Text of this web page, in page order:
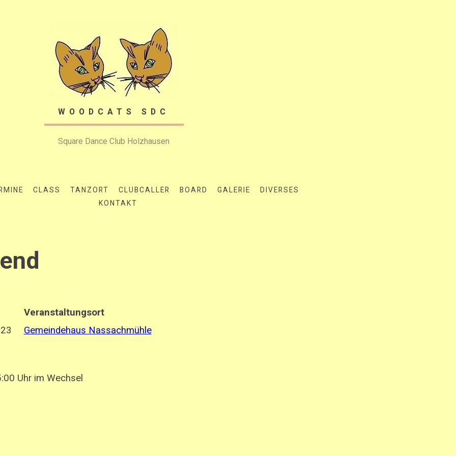
WOODCATS SDC
Square Dance Club Holzhausen
CLASS TANZORT CLUBCALLER BOARD GALERIE
DIVERSES
KONTAKT
Veranstaltungsort
Gemeindehaus Nassachmühle
Uhr im Wechsel